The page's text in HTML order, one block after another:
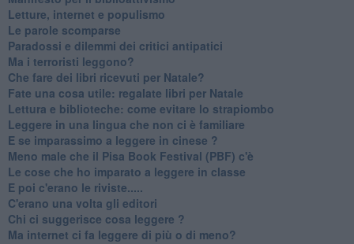
Letture, internet e populismo
​Le parole scomparse
​Paradossi e dilemmi dei critici antipatici
Ma i terroristi leggono?
​Che fare dei libri ricevuti per Natale?
​Fate una cosa utile: regalate libri per Natale
​Lettura e biblioteche: come evitare lo strapiombo
Leggere in una lingua che non ci è familiare
​E se imparassimo a leggere in cinese ?
​Meno male che il Pisa Book Festival (PBF) c'è
​Le cose che ho imparato a leggere in classe
​E poi c'erano le riviste.....
​C'erano una volta gli editori
​Chi ci suggerisce cosa leggere ?
​Ma internet ci fa leggere di più o di meno?